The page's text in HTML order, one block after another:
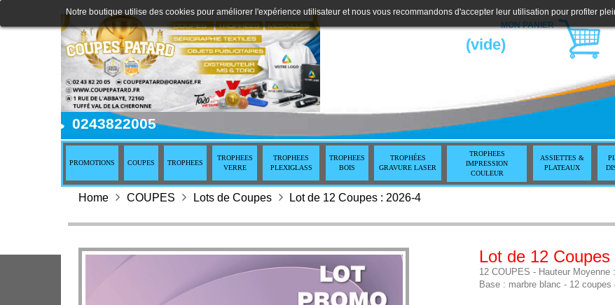
MON PANIER
(vide)
0243822005
PROMOTIONS COUPES TROPHEES
TROPHEES
VERRE
TROPHEES
PLEXIGLASS
TROPHEES
BOIS
TROPHÉES
GRAVURE LASER
TROPHEES
IMPRESSION
COULEUR
ASSIETTES &
PLATEAUX
Notre boutique utilise des cookies pour améliorer l'expérience utilisateur et nous vous recommandons d'accepter leur utilisation pour profiter
Home COUPES Lots de Coupes Lot de 12 Coupes : 2026-4
Lot de 12
12 COUPES - Hauteur
Base : marbre blanc - 12